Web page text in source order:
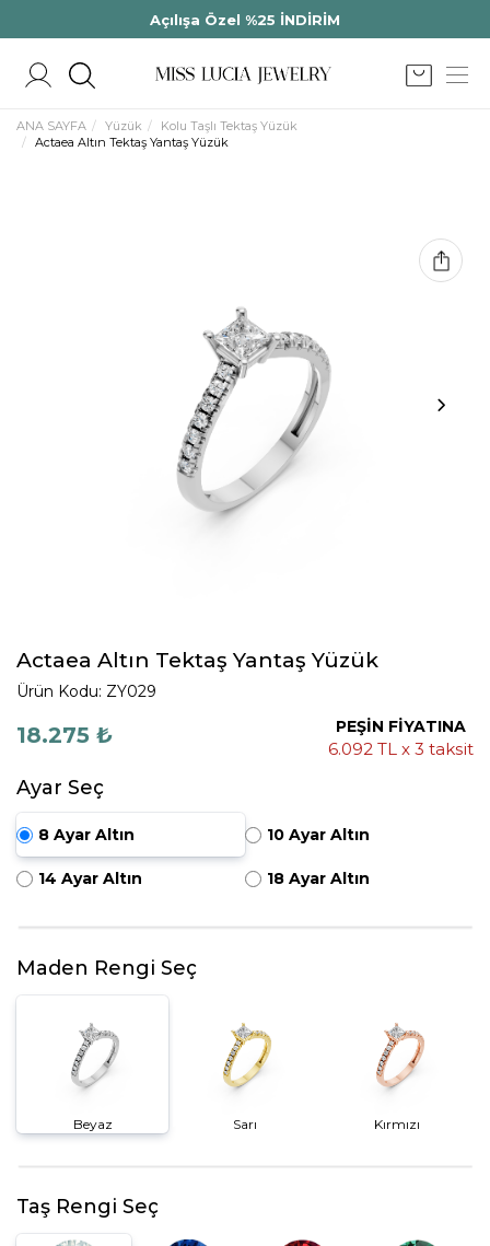
Açılışa Özel %25 İNDİRİM
ANA SAYFA Yüzük
Kolu Taşlı Tektaş Yüzük
Actaea Altın Tektaş Yantaş Yüzük
Actaea Altın Tektaş Yantaş Yüzük
Ürün Kodu: ZY029
18.275 ₺ PEŞİN FİYATINA
6.092 TL x 3 taksit
Ayar Seç
8 Ayar Altın 10 Ayar Altın
14 Ayar Altın 18 Ayar Altın
Maden Rengi Seç
Beyaz Sarı Kırmızı
Taş Rengi Seç